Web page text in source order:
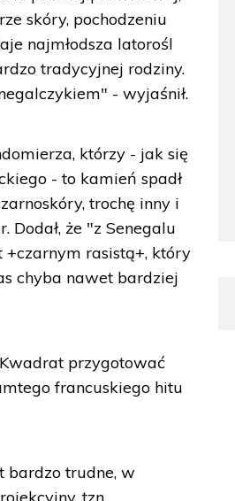
skóry, pochodzeniu
najmłodsza latorośl
tradycyjnej rodziny.
- wyjaśnił.
którzy - jak się
- to kamień spadł
trochę inny i
Dodał, że "z Senegalu
+czarnym rasistą+, który
chyba nawet bardziej
przygotować
francuskiego hitu
bardzo trudne, w